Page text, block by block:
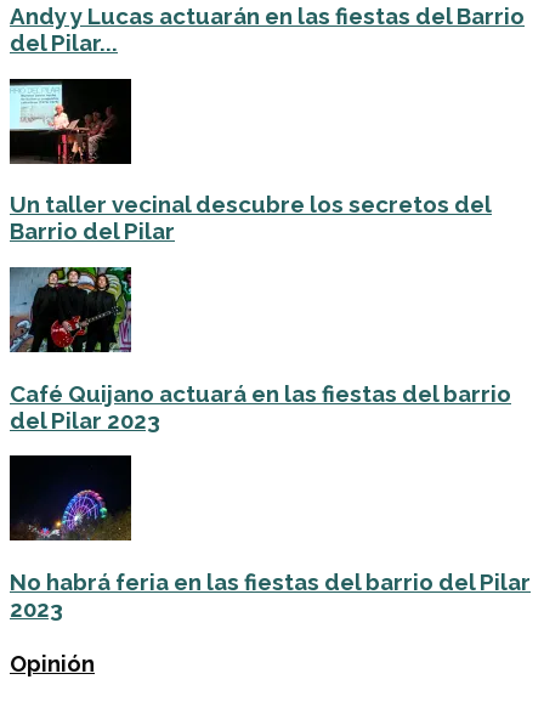
Andy y Lucas actuarán en las fiestas del Barrio
del Pilar...
Un taller vecinal descubre los secretos del
Barrio del Pilar
Café Quijano actuará en las fiestas del barrio
del Pilar 2023
No habrá feria en las fiestas del barrio del Pilar
2023
Opinión